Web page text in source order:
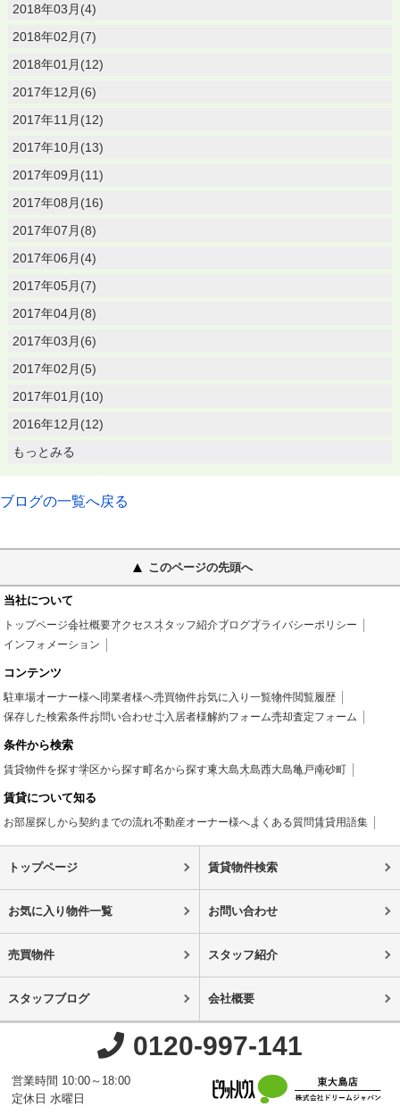
2018年03月(4)
2018年02月(7)
2018年01月(12)
2017年12月(6)
2017年11月(12)
2017年10月(13)
2017年09月(11)
2017年08月(16)
2017年07月(8)
2017年06月(4)
2017年05月(7)
2017年04月(8)
2017年03月(6)
2017年02月(5)
2017年01月(10)
2016年12月(12)
もっとみる
ブログの一覧へ戻る
このページの先頭へ
当社について
トップページ会社概要アクセススタッフ紹介ブログプライバシーポリシー
インフォメーション
コンテンツ
駐車場オーナー様へ同業者様へ売買物件お気に入り一覧物件閲覧履歴
保存した検索条件お問い合わせご入居者様解約フォーム売却査定フォーム
条件から検索
賃貸物件を探す学区から探す町名から探す東大島大島西大島亀戸南砂町
賃貸について知る
お部屋探しから契約までの流れ不動産オーナー様へよくある質問賃貸用語集
トップページ 賃貸物件検索
お気に入り物件一覧 お問い合わせ
売買物件 スタッフ紹介
スタッフブログ 会社概要
0120-997-141
営業時間 10:00～18:00
定休日 水曜日